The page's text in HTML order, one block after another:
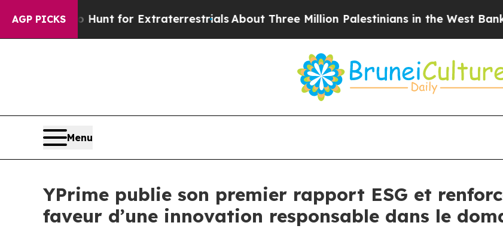
AGP PICKS
to Hunt for ExtraterrestrialsAbout Three Million Palestinians in the West Bank Live
Menu
YPrime publie son premier rapport ESG et
faveur d’une innovation responsable dans le